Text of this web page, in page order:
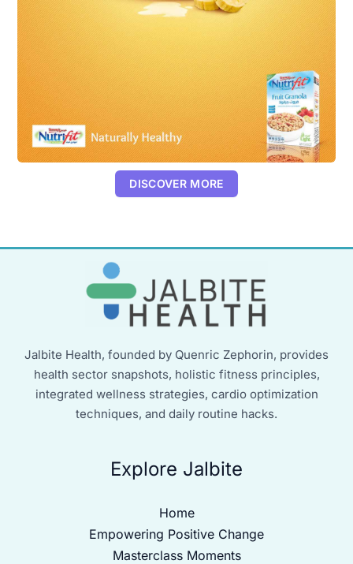
DISCOVER MORE
Jalbite Health, founded by Quenric Zephorin, provides
health sector snapshots, holistic fitness principles,
integrated wellness strategies, cardio optimization
techniques, and daily routine hacks.
Explore Jalbite
Home
Empowering Positive Change
Masterclass Moments